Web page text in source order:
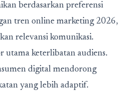
berdasarkan preferensi
tren online marketing 2026,
relevansi komunikasi.
utama keterlibatan audiens.
digital mendorong
yang lebih adaptif.